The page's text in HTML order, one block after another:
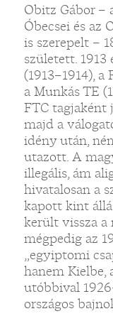
Obitz Gábor –
Óbecsei és az
is szerepelt –
született. 1913
(1913–1914), a
a Munkás TE
FTC tagjaként
majd a
idény után,
utazott. A
illegális, ám
hivatalosan a
kapott kint
került vissza a
mégpedig az
„egyiptomi
hanem Kielbe,
utóbbival
országos